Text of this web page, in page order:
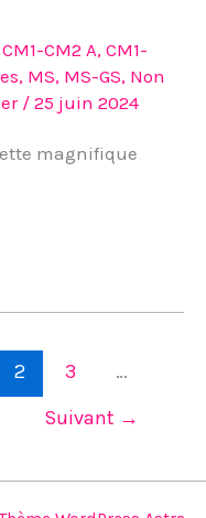
CM1-CM2 A, CM1-
, MS, MS-GS, Non
/ 25 juin 2024
magnifique
2 3
…
Suivant →